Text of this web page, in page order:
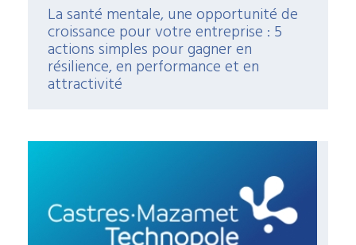
La santé mentale, une opportunité de
croissance pour votre entreprise : 5
actions simples pour gagner en
résilience, en performance et en
attractivité